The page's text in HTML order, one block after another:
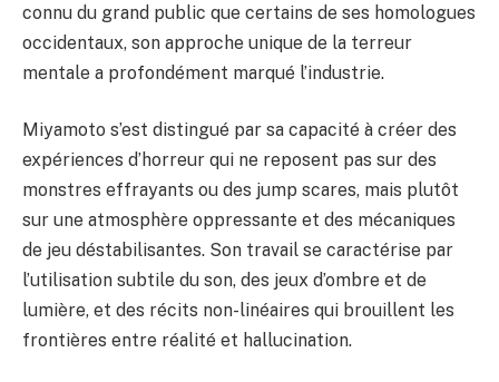
connu du grand public que certains de ses homologues
occidentaux, son approche unique de la terreur
mentale a profondément marqué l’industrie.
Miyamoto s’est distingué par sa capacité à créer des
expériences d’horreur qui ne reposent pas sur des
monstres effrayants ou des jump scares, mais plutôt
sur une atmosphère oppressante et des mécaniques
de jeu déstabilisantes. Son travail se caractérise par
l’utilisation subtile du son, des jeux d’ombre et de
lumière, et des récits non-linéaires qui brouillent les
frontières entre réalité et hallucination.